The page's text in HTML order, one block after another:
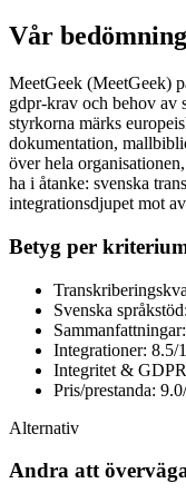
Vår
MeetGeek (MeetGeek)
gdpr-krav och behov av
styrkorna märks
dokumentation,
över hela
ha i åtanke: svenska
integrationsdjupet mot
Betyg per
Svenska
Integrationer: 8.5/
Integritet &
Pris/prestanda:
Alternativ
Andra att